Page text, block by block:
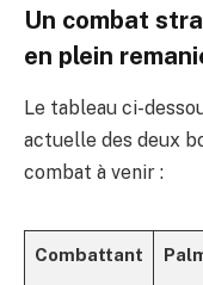
Un combat
en plein
Le tableau ci-
actuelle des deux
combat à venir :
Combattant